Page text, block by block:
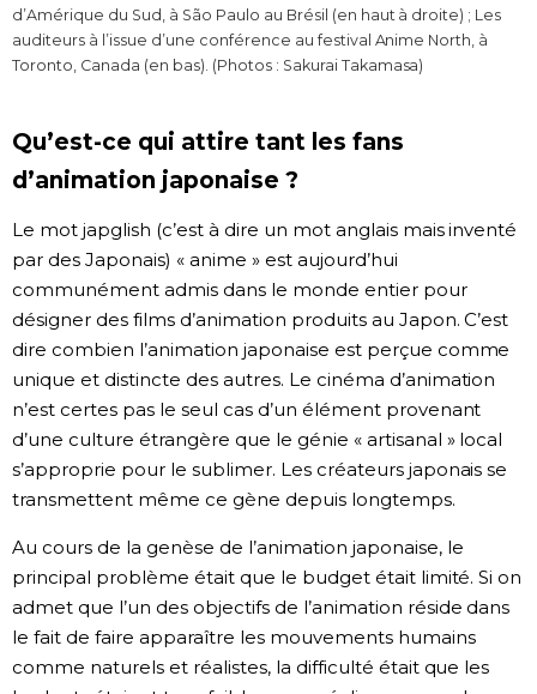
d’Amérique du Sud, à São Paulo au Brésil (en haut à droite) ; Les
auditeurs à l’issue d’une conférence au festival Anime North, à
Toronto, Canada (en bas). (Photos : Sakurai Takamasa)
Qu’est-ce qui attire tant les fans
d’animation japonaise ?
Le mot japglish (c’est à dire un mot anglais mais inventé
par des Japonais) « anime » est aujourd’hui
communément admis dans le monde entier pour
désigner des films d’animation produits au Japon. C’est
dire combien l’animation japonaise est perçue comme
unique et distincte des autres. Le cinéma d’animation
n’est certes pas le seul cas d’un élément provenant
d’une culture étrangère que le génie « artisanal » local
s’approprie pour le sublimer. Les créateurs japonais se
transmettent même ce gène depuis longtemps.
Au cours de la genèse de l’animation japonaise, le
principal problème était que le budget était limité. Si on
admet que l’un des objectifs de l’animation réside dans
le fait de faire apparaître les mouvements humains
comme naturels et réalistes, la difficulté était que les